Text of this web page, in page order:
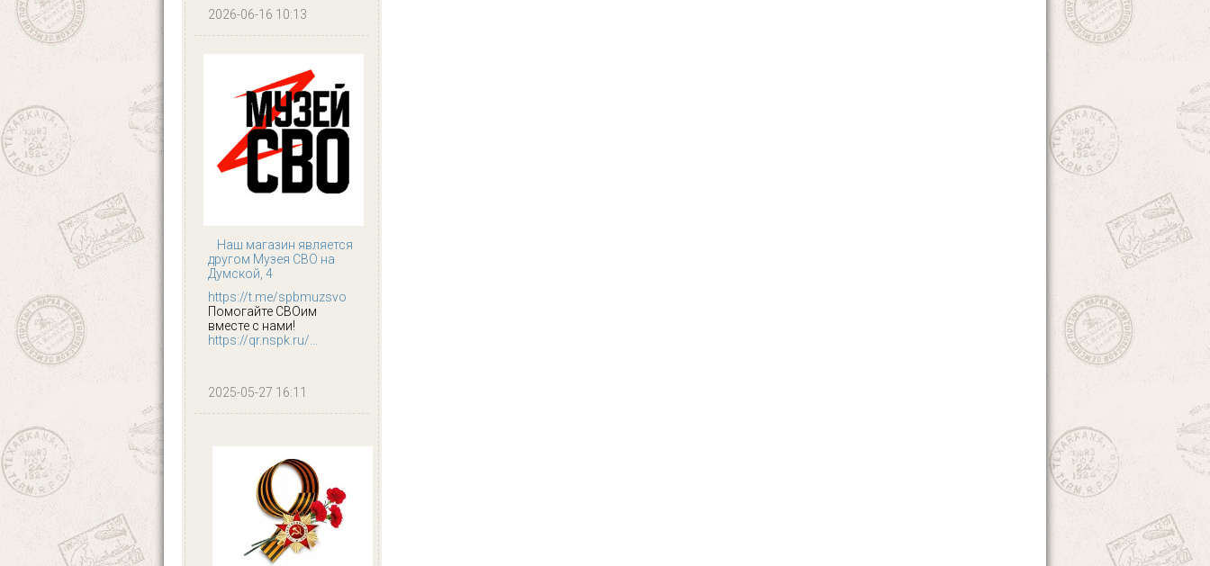
2026-06-16 10:13
Наш магазин является
другом Музея СВО на
Думской, 4
https://t.me/spbmuzsvo
Помогайте СВОим
вместе с нами!
https://qr.nspk.ru/...
2025-05-27 16:11